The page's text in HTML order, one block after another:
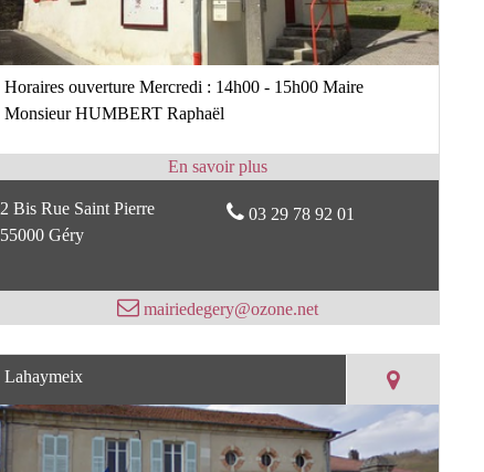
Horaires ouverture Mercredi : 14h00 - 15h00 Maire
Monsieur HUMBERT Raphaël
2 Bis Rue Saint Pierre
55000 Géry
03 29 78 92 01
mairiedegery@ozone.net
Lahaymeix